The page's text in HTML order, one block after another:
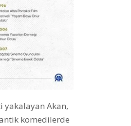
yakalayan Akan,
komedilerde